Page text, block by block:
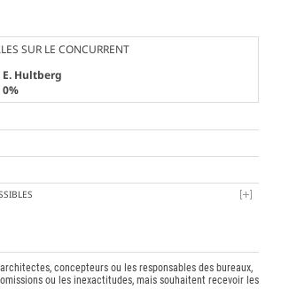
SUR LE CONCURRENT
E. Hultberg
0%
concepteurs ou les responsables des bureaux,
ou les inexactitudes, mais souhaitent recevoir les